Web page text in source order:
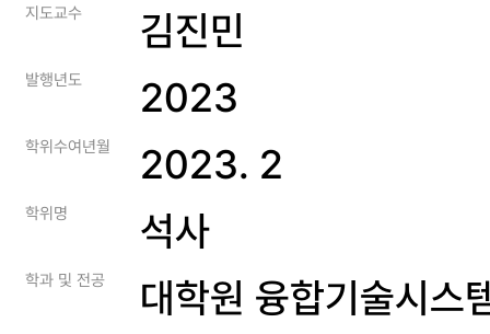
지도교수 김진민
발행년도 2023
학위수여년월 2023. 2
학위명 석사
학과 및 전공 대학원 융합기술시스